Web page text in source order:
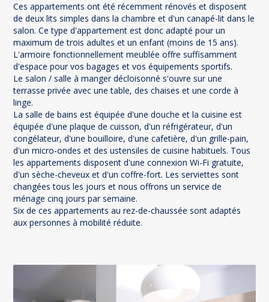
Ces appartements ont été récemment rénovés et disposent
de deux lits simples dans la chambre et d'un canapé-lit dans le
salon. Ce type d'appartement est donc adapté pour un
maximum de trois adultes et un enfant (moins de 15 ans).
L'armoire fonctionnellement meublée offre suffisamment
d'espace pour vos bagages et vos équipements sportifs.
Le salon / salle à manger décloisonné s'ouvre sur une
terrasse privée avec une table, des chaises et une corde à
linge.
La salle de bains est équipée d'une douche et la cuisine est
équipée d'une plaque de cuisson, d'un réfrigérateur, d'un
congélateur, d'une bouilloire, d'une cafetière, d'un grille-pain,
d'un micro-ondes et des ustensiles de cuisine habituels. Tous
les appartements disposent d'une connexion Wi-Fi gratuite,
d'un sèche-cheveux et d'un coffre-fort. Les serviettes sont
changées tous les jours et nous offrons un service de
ménage cinq jours par semaine.
Six de ces appartements au rez-de-chaussée sont adaptés
aux personnes à mobilité réduite.